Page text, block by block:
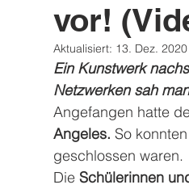
vor!
Aktualisiert: 13. Dez. 2020
Ein Kunstwerk
Netzwerken sah
Angefangen hatte
Angeles. So
geschlossen waren.
Die Schülerinnen